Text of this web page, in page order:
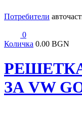
Потребители
0
Количка 0.00 BGN
ЗА VW